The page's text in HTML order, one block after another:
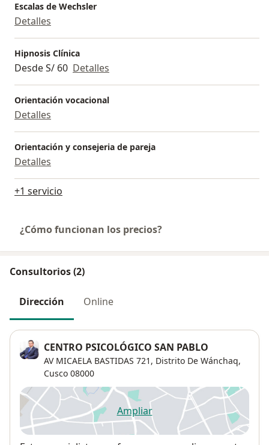
Escalas de Wechsler
Detalles
Hipnosis Clínica
Desde S/ 60 Detalles
Orientación vocacional
Detalles
Orientación y consejeria de pareja
Detalles
+1 servicio
¿Cómo funcionan los precios?
Consultorios (2)
Dirección Online
CENTRO PSICOLÓGICO SAN PABLO
AV MICAELA BASTIDAS 721, Distrito De Wánchaq,
Cusco 08000
Ampliarse abre en una nueva